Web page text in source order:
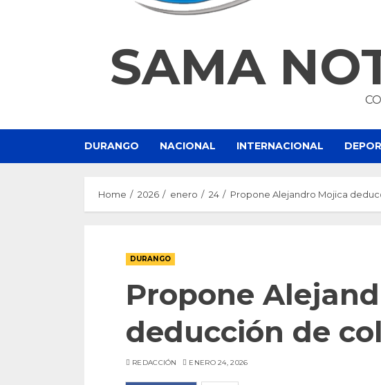
SAMA
DURANGO NACIONAL INTERNACIONAL
Home 2026 enero 24 Propone Alejandro Mojica
DURANGO
Propone
deducción de
REDACCIÓN ENERO 24, 2026